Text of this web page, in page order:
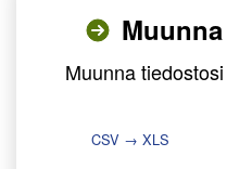
Muunna
CSV → XLS